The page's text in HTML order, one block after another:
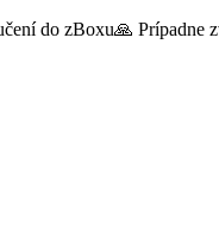
do zBoxu🙏 Prípadne